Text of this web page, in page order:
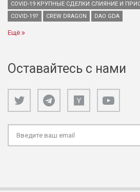
COVID-19 КРУПНЫЕ СДЕЛКИ СЛИЯНИЕ И
COVID-19?
CREW DRAGON DAO GDA
Ещё
Оставайтесь с нами